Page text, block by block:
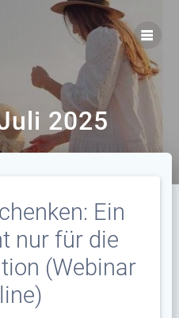
2025
Ein
nur für die
(Webinar